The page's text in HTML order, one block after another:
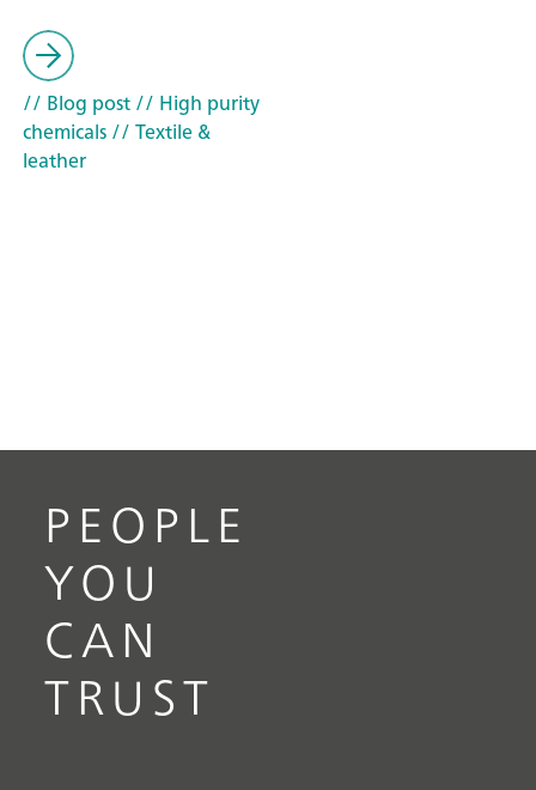
// Blog post// High purity
chemicals// Textile &
leather
PEOPLE
YOU
CAN
TRUST